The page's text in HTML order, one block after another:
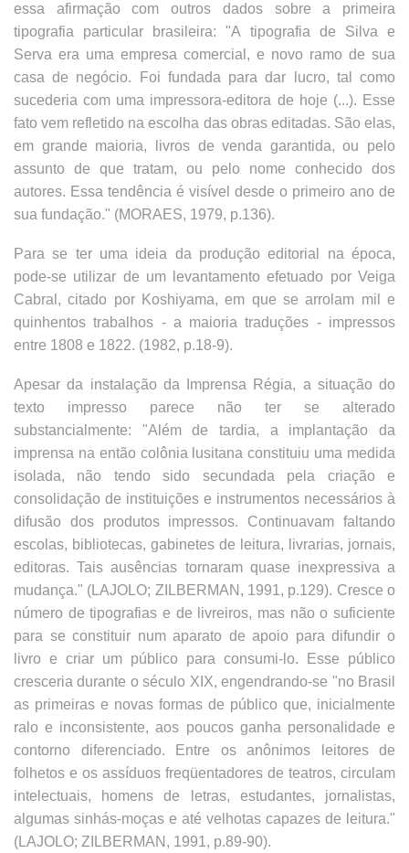
essa afirmação com outros dados sobre a primeira
tipografia particular brasileira: "A tipografia de Silva e
Serva era uma empresa comercial, e novo ramo de sua
casa de negócio. Foi fundada para dar lucro, tal como
sucederia com uma impressora-editora de hoje (...). Esse
fato vem refletido na escolha das obras editadas. São elas,
em grande maioria, livros de venda garantida, ou pelo
assunto de que tratam, ou pelo nome conhecido dos
autores. Essa tendência é visível desde o primeiro ano de
sua fundação." (MORAES, 1979, p.136).
Para se ter uma ideia da produção editorial na época,
pode-se utilizar de um levantamento efetuado por Veiga
Cabral, citado por Koshiyama, em que se arrolam mil e
quinhentos trabalhos - a maioria traduções - impressos
entre 1808 e 1822. (1982, p.18-9).
Apesar da instalação da Imprensa Régia, a situação do
texto impresso parece não ter se alterado
substancialmente: "Além de tardia, a implantação da
imprensa na então colônia lusitana constituiu uma medida
isolada, não tendo sido secundada pela criação e
consolidação de instituições e instrumentos necessários à
difusão dos produtos impressos. Continuavam faltando
escolas, bibliotecas, gabinetes de leitura, livrarias, jornais,
editoras. Tais ausências tornaram quase inexpressiva a
mudança." (LAJOLO; ZILBERMAN, 1991, p.129). Cresce o
número de tipografias e de livreiros, mas não o suficiente
para se constituir num aparato de apoio para difundir o
livro e criar um público para consumi-lo. Esse público
cresceria durante o século XIX, engendrando-se "no Brasil
as primeiras e novas formas de público que, inicialmente
ralo e inconsistente, aos poucos ganha personalidade e
contorno diferenciado. Entre os anônimos leitores de
folhetos e os assíduos freqüentadores de teatros, circulam
intelectuais, homens de letras, estudantes, jornalistas,
algumas sinhás-moças e até velhotas capazes de leitura."
(LAJOLO; ZILBERMAN, 1991, p.89-90).